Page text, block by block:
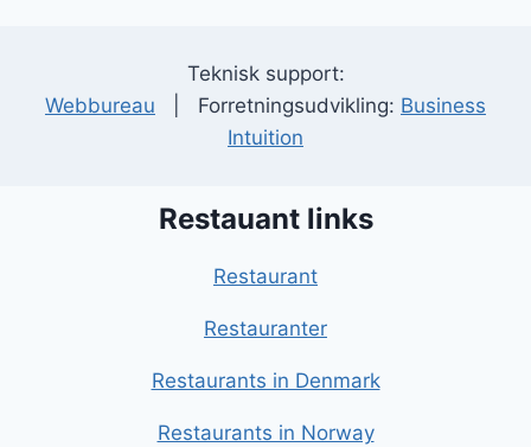
Teknisk support:
Webbureau | Forretningsudvikling: Business
Intuition
Restauant links
Restaurant
Restauranter
Restaurants in Denmark
Restaurants in Norway